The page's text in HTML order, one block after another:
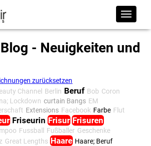
- Neuigkeiten und
zurücksetzen
Channel Berlin Beruf Bob Coron
Lockdown curtain Bangs EM
Extensions Facebook Farbe Flut
Friseurin Frisur Frisuren
Fussball Fußballer Geschenke
Great Lengths Haare Haare; Beruf